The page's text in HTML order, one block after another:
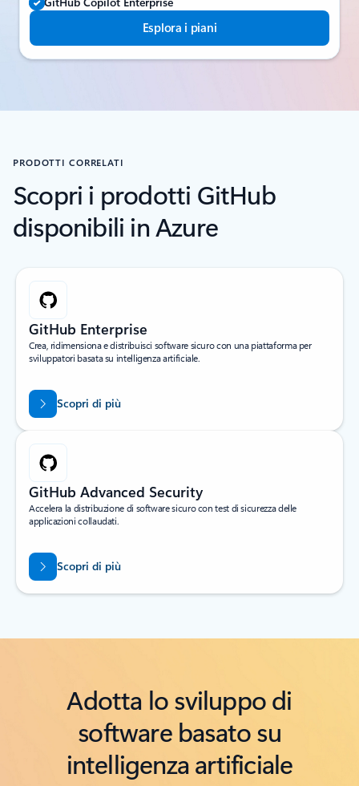
Esplora i piani
PRODOTTI CORRELATI
Scopri i prodotti GitHub
disponibili in Azure
GitHub Enterprise
Crea, ridimensiona e distribuisci software sicuro con una piattaforma per
sviluppatori basata su intelligenza artificiale.
Scopri di più
GitHub Advanced Security
Accelera la distribuzione di software sicuro con test di sicurezza delle
applicazioni collaudati.
Scopri di più
Adotta lo sviluppo di
software basato su
intelligenza artificiale